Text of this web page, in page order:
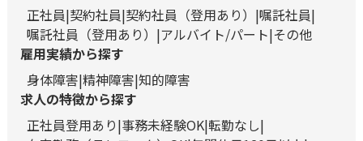
正社員 契約社員 契約社員（登用あり）
嘱託社員
嘱託社員（登用あり）
アルバイト/パート その他
雇用実績から探す
身体障害 精神障害 知的障害
求人の特徴から探す
正社員登用あり 事務未経験OK 転勤なし